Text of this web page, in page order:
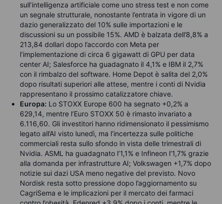
sull’intelligenza artificiale come uno stress test e non come
un segnale strutturale, nonostante l’entrata in vigore di un
dazio generalizzato del 10% sulle importazioni e le
discussioni su un possibile 15%. AMD è balzata dell’8,8% a
213,84 dollari dopo l’accordo con Meta per
l’implementazione di circa 6 gigawatt di GPU per data
center AI; Salesforce ha guadagnato il 4,1% e IBM il 2,7%
con il rimbalzo del software. Home Depot è salita del 2,0%
dopo risultati superiori alle attese, mentre i conti di Nvidia
rappresentano il prossimo catalizzatore chiave.
Europa: Lo STOXX Europe 600 ha segnato +0,2% a
629,14, mentre l’Euro STOXX 50 è rimasto invariato a
6.116,60. Gli investitori hanno ridimensionato il pessimismo
legato all’AI visto lunedì, ma l’incertezza sulle politiche
commerciali resta sullo sfondo in vista delle trimestrali di
Nvidia. ASML ha guadagnato l’1,1% e Infineon l’1,7% grazie
alla domanda per infrastrutture AI; Volkswagen +1,7% dopo
notizie sui dazi USA meno negative del previsto. Novo
Nordisk resta sotto pressione dopo l’aggiornamento su
CagriSema e le implicazioni per il mercato dei farmaci